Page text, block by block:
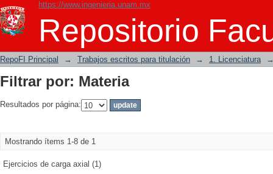
https://www.ingenieria.unam.mx
Repositorio
Filtrar por: Materia
RepoFI Principal → Trabajos escritos para titulación → 1. Licenciatura
Filtrar por: Materia
Resultados por página:
Mostrando ítems 1-8 de 1
Ejercicios de carga axial (1)